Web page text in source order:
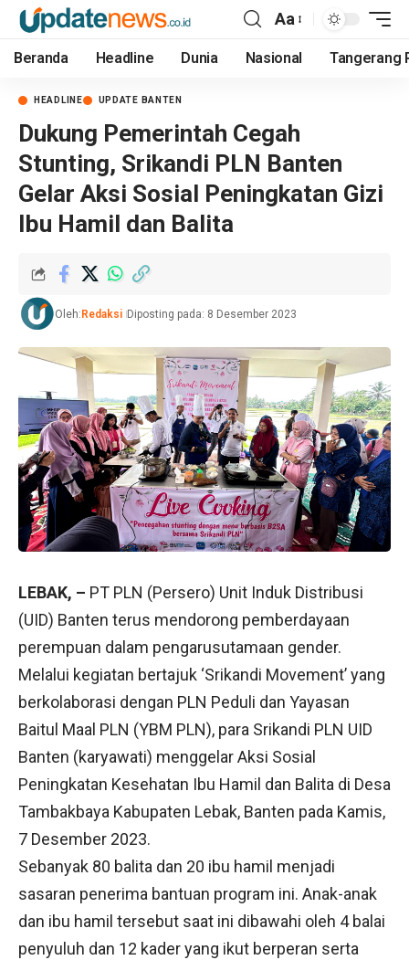
Aa
Beranda Headline Dunia Nasional Tangerang
HEADLINE UPDATE BANTEN
Dukung Pemerintah Cegah
Stunting, Srikandi PLN Banten
Gelar Aksi Sosial Peningkatan Gizi
Ibu Hamil dan Balita
Oleh: Redaksi Diposting pada: 8 Desember 2023
LEBAK, – PT PLN (Persero) Unit Induk Distribusi
(UID) Banten terus mendorong pemberdayaan
perempuan dalam pengarusutamaan gender.
Melalui kegiatan bertajuk ‘Srikandi Movement’ yang
berkolaborasi dengan PLN Peduli dan Yayasan
Baitul Maal PLN (YBM PLN), para Srikandi PLN UID
Banten (karyawati) menggelar Aksi Sosial
Peningkatan Kesehatan Ibu Hamil dan Balita di Desa
Tambakbaya Kabupaten Lebak, Banten pada Kamis,
7 Desember 2023.
Sebanyak 80 balita dan 20 ibu hamil menjadi
sasaran penerima bantuan program ini. Anak-anak
dan ibu hamil tersebut saat ini dibawahi oleh 4 balai
penyuluh dan 12 kader yang ikut berperan serta